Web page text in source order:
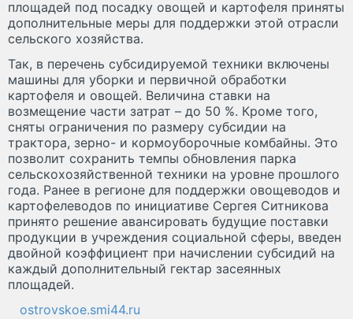
площадей под посадку овощей и картофеля приняты
дополнительные меры для поддержки этой отрасли
сельского хозяйства.
Так, в перечень субсидируемой техники включены
машины для уборки и первичной обработки
картофеля и овощей. Величина ставки на
возмещение части затрат – до 50 %. Кроме того,
сняты ограничения по размеру субсидии на
трактора, зерно- и кормоуборочные комбайны. Это
позволит сохранить темпы обновления парка
сельскохозяйственной техники на уровне прошлого
года. Ранее в регионе для поддержки овощеводов и
картофелеводов по инициативе Сергея Ситникова
принято решение авансировать будущие поставки
продукции в учреждения социальной сферы, введен
двойной коэффициент при начислении субсидий на
каждый дополнительный гектар засеянных
площадей.
ostrovskoe.smi44.ru